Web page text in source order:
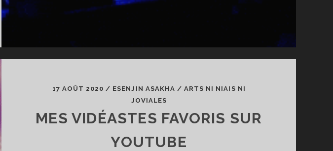
17 AOÛT 2020 / ESENJIN ASAKHA /ARTS NI NIAIS NI
JOVIALES
MES VIDÉASTES FAVORIS SUR
YOUTUBE